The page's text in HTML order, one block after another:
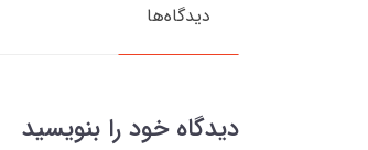
دیدگاه‌ها
دیدگاه خود را بنویسید